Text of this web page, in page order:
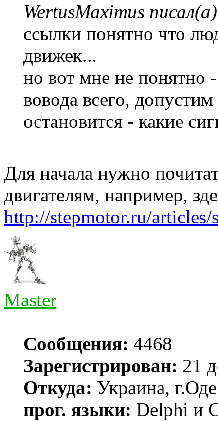
WertusMaximus
ссылки понятно что
движек...
но вот мне не понятно
вовода всего,
остановится - какие
Для начала нужно
двигателям, например,
http://stepmotor.ru/articles/
Master
Сообщения: 4468
Зарегистрирован: 21
Откуда: Украина,
прог. языки: Delphi и